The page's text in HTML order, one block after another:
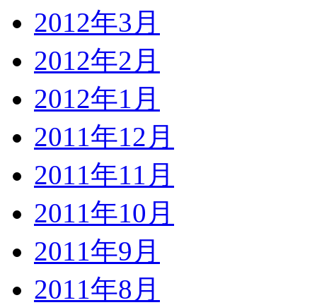
2012年3月
2012年2月
2012年1月
2011年12月
2011年11月
2011年10月
2011年9月
2011年8月